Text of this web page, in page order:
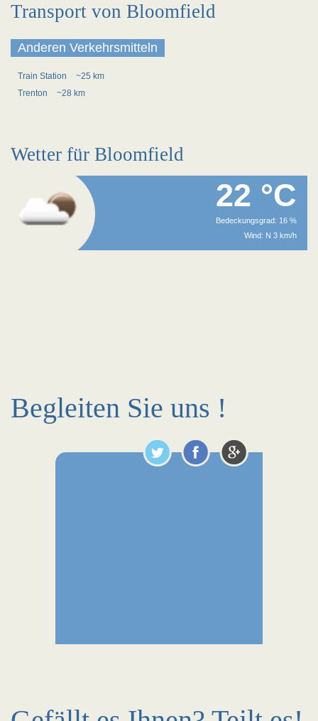
Transport von Bloomfield
Anderen Verkehrsmitteln
Train Station
~25 km
Trenton
~28 km
Wetter für Bloomfield
22 °C
Bedeckungsgrad: 16 %
Wind: N 3 km/h
Begleiten Sie uns !